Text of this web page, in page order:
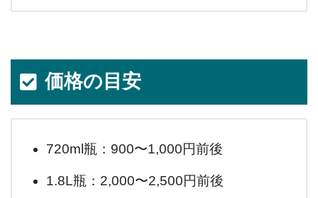
価格の目安
720ml瓶：900〜1,000円前後
1.8L瓶：2,000〜2,500円前後